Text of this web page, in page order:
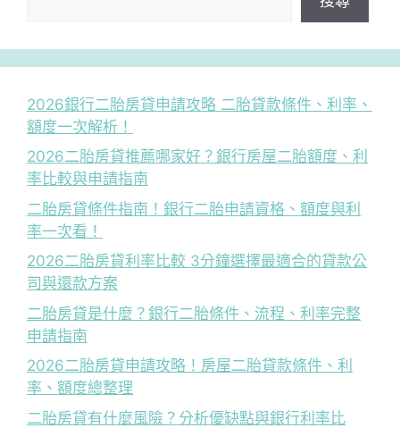
2026銀行二胎房貸申請攻略 二胎貸款條件、利率、
額度一次解析！
2026二胎房貸推薦哪家好？銀行房屋二胎額度、利
率比較與申請指南
二胎房貸條件指南！銀行二胎申請資格、額度與利
率一次看！
2026二胎房貸利率比較 3分鐘選擇最適合的貸款公
司與還款方案
二胎房貸是什麼？銀行二胎條件、流程、利率完整
申請指南
2026二胎房貸申請攻略！房屋二胎貸款條件、利
率、額度總整理
二胎房貸有什麼風險？分析優缺點與銀行利率比